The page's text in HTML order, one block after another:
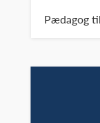
Pædagog